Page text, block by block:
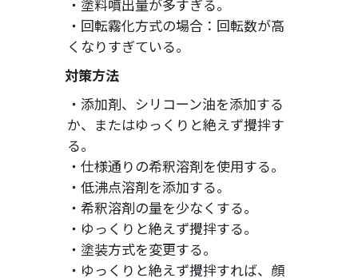
・塗料噴出量が多すぎる。
・回転霧化方式の場合：回転数が高
くなりすぎている。
対策方法
・添加剤、シリコーン油を添加する
か、またはゆっくりと絶えず攪拌す
る。
・仕様通りの希釈溶剤を使用する。
・低沸点溶剤を添加する。
・希釈溶剤の量を少なくする。
・ゆっくりと絶えず攪拌する。
・塗装方式を変更する。
・ゆっくりと絶えず攪拌すれば、顔